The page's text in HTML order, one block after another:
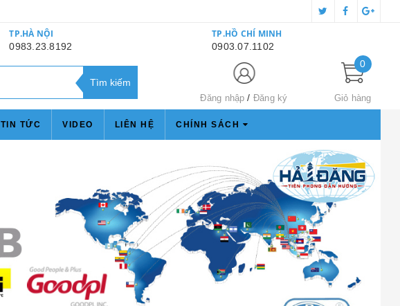
TP.HÀ NỘI
0983.23.8192
TP.HỒ CHÍ MINH
0903.07.1102
Đăng nhập Đăng ký
0
Giỏ hàng
TIN TỨC VIDEO LIÊN HỆ CHÍNH SÁCH